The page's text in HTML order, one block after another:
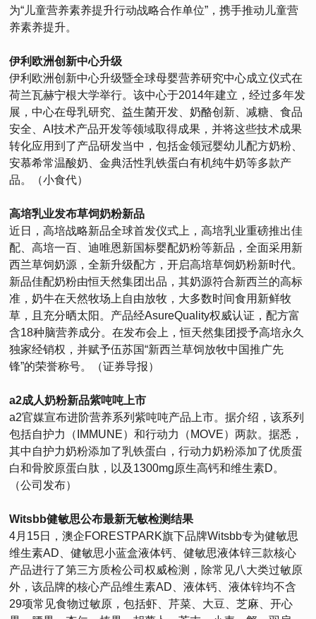
为“儿童营养素养提升行动战略合作单位”，携手推动儿童营
养素养提升。
伊利欧洲创新中心升级
伊利欧洲创新中心升级暨全球母婴营养研究中心成立仪式在
荷兰瓦赫宁根大学举行。该中心于2014年建立，经过多年发
展，中心在母乳研究、益生菌开发、奶酪创新、减糖、食品
安全、AI技术产品开发等领域取得成果，并将这些技术成果
转化应用到了产品研发当中，包括金领冠婴幼儿配方奶粉、
安慕希常温酸奶、金典活性乳铁蛋白有机纯牛奶等多款产
品。（小食代）
高培乳业发布草饲奶粉新品
近日，高培战略新品全球首发仪式上，高培乳业重磅推出佳
配、高培一百、迪唯恩新国标婴配奶粉等新品，全面采用新
西兰草饲奶源，全新升级配方，开启高培草饲奶粉新时代。
新品佳配奶粉由恒天然集团出品，其奶源符合新西兰的高标
准，奶牛在天然牧场上自由放牧，大多数时间食用新鲜牧
草，且充分晒太阳。产品经AsureQuality权威认证，配方富
含18种脑营养成分。在发布会上，恒天然集团授予高培永久
独家经销权，并赋予伍苏国“新西兰草饲放牧中国推广先
锋”的荣誉称号。（证券导报）
a2成人奶粉新品紫吨吨上市
a2官媒宣布进阶营养系列紫吨吨产品上市。据介绍，该系列
包括自护力（IMMUNE）和行动力（MOVE）两款。据悉，
其中自护力奶粉添加了乳铁蛋白，行动力奶粉添加了优质蛋
白和骨胶原蛋白肽，以及1300mg原生高钙和维生素D。
（公司发布）
Witsbb健敏思公布最新无敏检测结果
4月15日，澳企FORESTPARK旗下品牌Witsbb专为健敏思
维生素AD、健敏思小蓝盒液体钙、健敏思液体锌三款核心
产品进行了第三方质检公司权威检测，除常见八大类过敏原
外，该品牌的核心产品维生素AD、液体钙、液体锌均不含
29项常见食物过敏原，包括虾、芹菜、大豆、芝麻、开心